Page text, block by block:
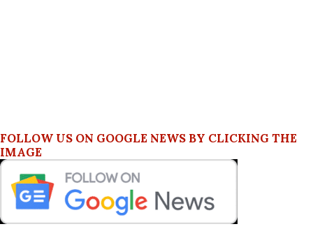
FOLLOW US ON GOOGLE NEWS BY CLICKING THE
IMAGE